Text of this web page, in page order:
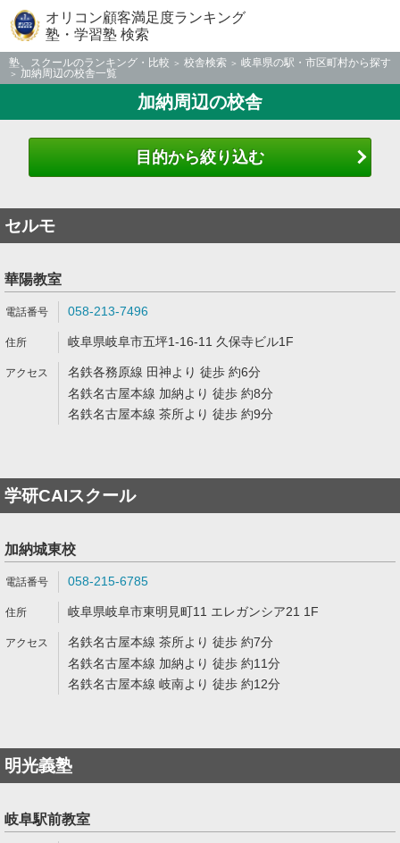
オリコン顧客満足度ランキング
塾・学習塾 検索
塾、スクールのランキング・比較 校舎検索
岐阜県の駅・市区町村から探す
加納周辺の校舎一覧
加納周辺の校舎
目的から絞り込む
セルモ
華陽教室
058-213-7496
岐阜県岐阜市五坪1-16-11 久保寺ビル1F
名鉄各務原線 田神より 徒歩 約6分
名鉄名古屋本線 加納より 徒歩 約8分
名鉄名古屋本線 茶所より 徒歩 約9分
学研CAIスクール
加納城東校
058-215-6785
岐阜県岐阜市東明見町11 エレガンシア21 1F
名鉄名古屋本線 茶所より 徒歩 約7分
名鉄名古屋本線 加納より 徒歩 約11分
名鉄名古屋本線 岐南より 徒歩 約12分
明光義塾
岐阜駅前教室